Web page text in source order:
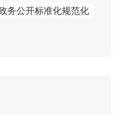
务公开标准化规范化